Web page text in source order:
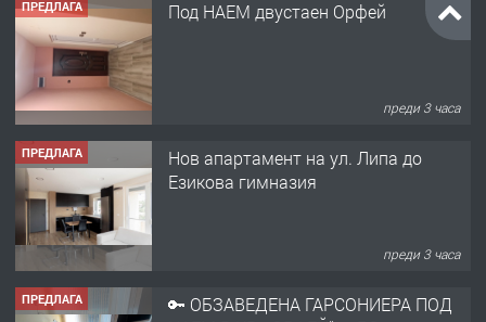
ПРЕДЛАГА
Нов апартамент на ул. Липа до
ПРЕДЛАГА
🔑 ОБЗАВЕДЕНА ГАРСОНИЕРА ПОД
КОМПЛЕКС „ВЕСПРЕМ“, ГР. ХАСКОВО